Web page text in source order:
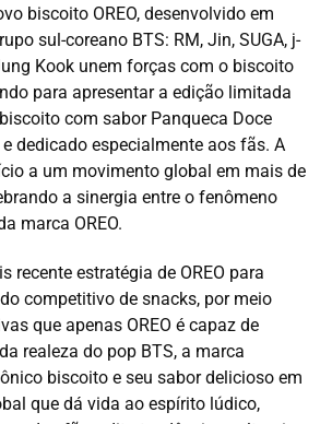
biscoito OREO, desenvolvido em
sul-coreano BTS: RM, Jin, SUGA, j-
Kook unem forças com o biscoito
para apresentar a edição limitada
com sabor Panqueca Doce
dedicado especialmente aos fãs. A
a um movimento global em mais de
a sinergia entre o fenômeno
marca OREO.
recente estratégia de OREO para
competitivo de snacks, por meio
que apenas OREO é capaz de
realeza do pop BTS, a marca
biscoito e seu sabor delicioso em
que dá vida ao espírito lúdico,